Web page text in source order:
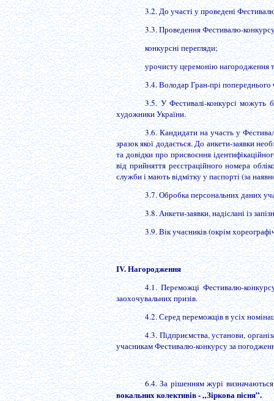
3.2. До участі у проведені
3.3. Проведення Фестивалю-
конкурсні перегляди;
урочисту церемонію нагородження
3.4. Володар Гран-прі попереднього
3.5. У Фестивалі-конкурсі можуть
художники України.
3.6. Кандидати на участь у
зразок якої додається. До анкети-заявки
та довідки про присвоєння
від прийняття реєстраційного номера
служби і мають відмітку у паспорті (за
3.7. Обробка персональних даних
3.8. Анкети-заявки, надіслані із
3.9. Вік учасників (окрім
IV. Нагородження
4.1. Переможці Фестивалю-
заохочувальних призів.
4.2. Серед переможців в усіх
4.3. Підприємства, установи,
учасникам Фестивалю-конкурсу за
6.4. За рішенням журі
вокальних колективів - „Зіркова пісня”.